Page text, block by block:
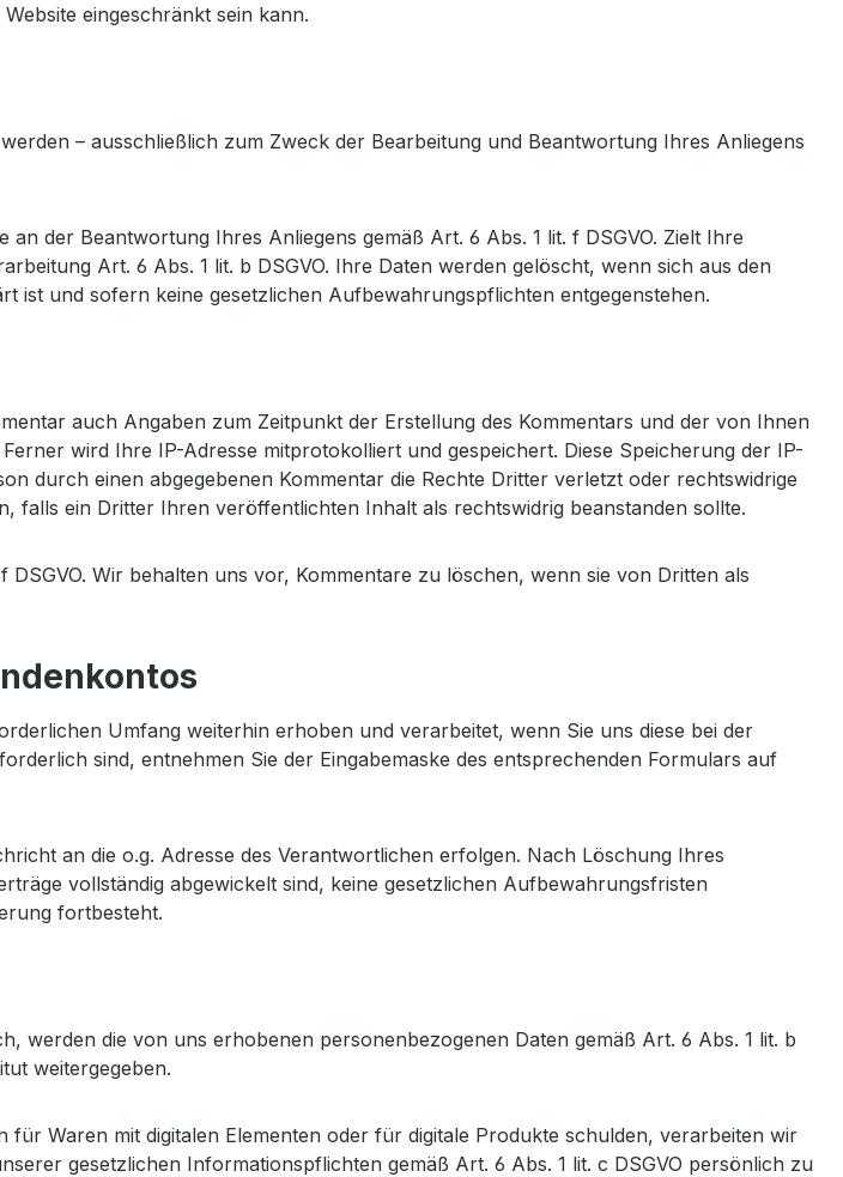
eingeschränkt sein kann.
– ausschließlich zum Zweck der Bearbeitung und Beantwortung Ihres Anliegens
der Beantwortung Ihres Anliegens gemäß Art. 6 Abs. 1 lit. f DSGVO. Zielt Ihre
Art. 6 Abs. 1 lit. b DSGVO. Ihre Daten werden gelöscht, wenn sich aus den
ist und sofern keine gesetzlichen Aufbewahrungspflichten entgegenstehen.
auch Angaben zum Zeitpunkt der Erstellung des Kommentars und der von Ihnen
wird Ihre IP-Adresse mitprotokolliert und gespeichert. Diese Speicherung der IP-
durch einen abgegebenen Kommentar die Rechte Dritter verletzt oder rechtswidrige
falls ein Dritter Ihren veröffentlichten Inhalt als rechtswidrig beanstanden sollte.
Wir behalten uns vor, Kommentare zu löschen, wenn sie von Dritten als
Umfang weiterhin erhoben und verarbeitet, wenn Sie uns diese bei der
sind, entnehmen Sie der Eingabemaske des entsprechenden Formulars auf
an die o.g. Adresse des Verantwortlichen erfolgen. Nach Löschung Ihres
vollständig abgewickelt sind, keine gesetzlichen Aufbewahrungsfristen
fortbesteht.
werden die von uns erhobenen personenbezogenen Daten gemäß Art. 6 Abs. 1 lit. b
weitergegeben.
Waren mit digitalen Elementen oder für digitale Produkte schulden, verarbeiten wir
gesetzlichen Informationspflichten gemäß Art. 6 Abs. 1 lit. c DSGVO persönlich zu